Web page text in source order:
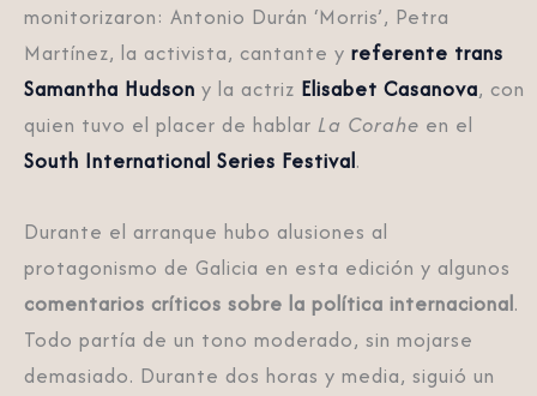
monitorizaron: Antonio Durán ‘Morris’, Petra
Martínez, la activista, cantante y referente trans
Samantha Hudson y la actriz Elisabet Casanova, con
quien tuvo el placer de hablar La Corahe en el
South International Series Festival.
Durante el arranque hubo alusiones al
protagonismo de Galicia en esta edición y algunos
comentarios críticos sobre la política internacional.
Todo partía de un tono moderado, sin mojarse
demasiado. Durante dos horas y media, siguió un